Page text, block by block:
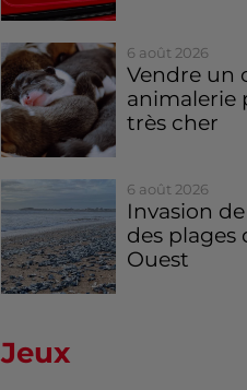
6 août 2026
Vendre un
animalerie
très cher
6 août 2026
Invasion
des plages
Ouest
Jeux